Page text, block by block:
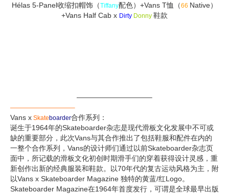
Hélas 5-Panel收缩扣帽饰（Tiffany配色）+Vans T恤（66 Native）
+Vans Half Cab x Dirty Donny 鞋款
——————————–
——————————–
Vans x Skateboarder合作系列：
诞生于1964年的Skateboarder杂志是现代滑板文化发展中不可或
缺的重要部分，此次Vans与其合作推出了包括鞋服和配件在内的
一整个合作系列，Vans的设计师们通过以前Skateboarder杂志页
面中，所记载的滑板文化初创时期滑手们的穿着获得设计灵感，重
新创作出新的经典服装和鞋款。以70年代的复古运动风格为主，附
以Vans x Skateboarder Magazine 独特的黄蓝/红Logo。
Skateboarder Magazine在1964年首度发行，可谓是全球最早出版